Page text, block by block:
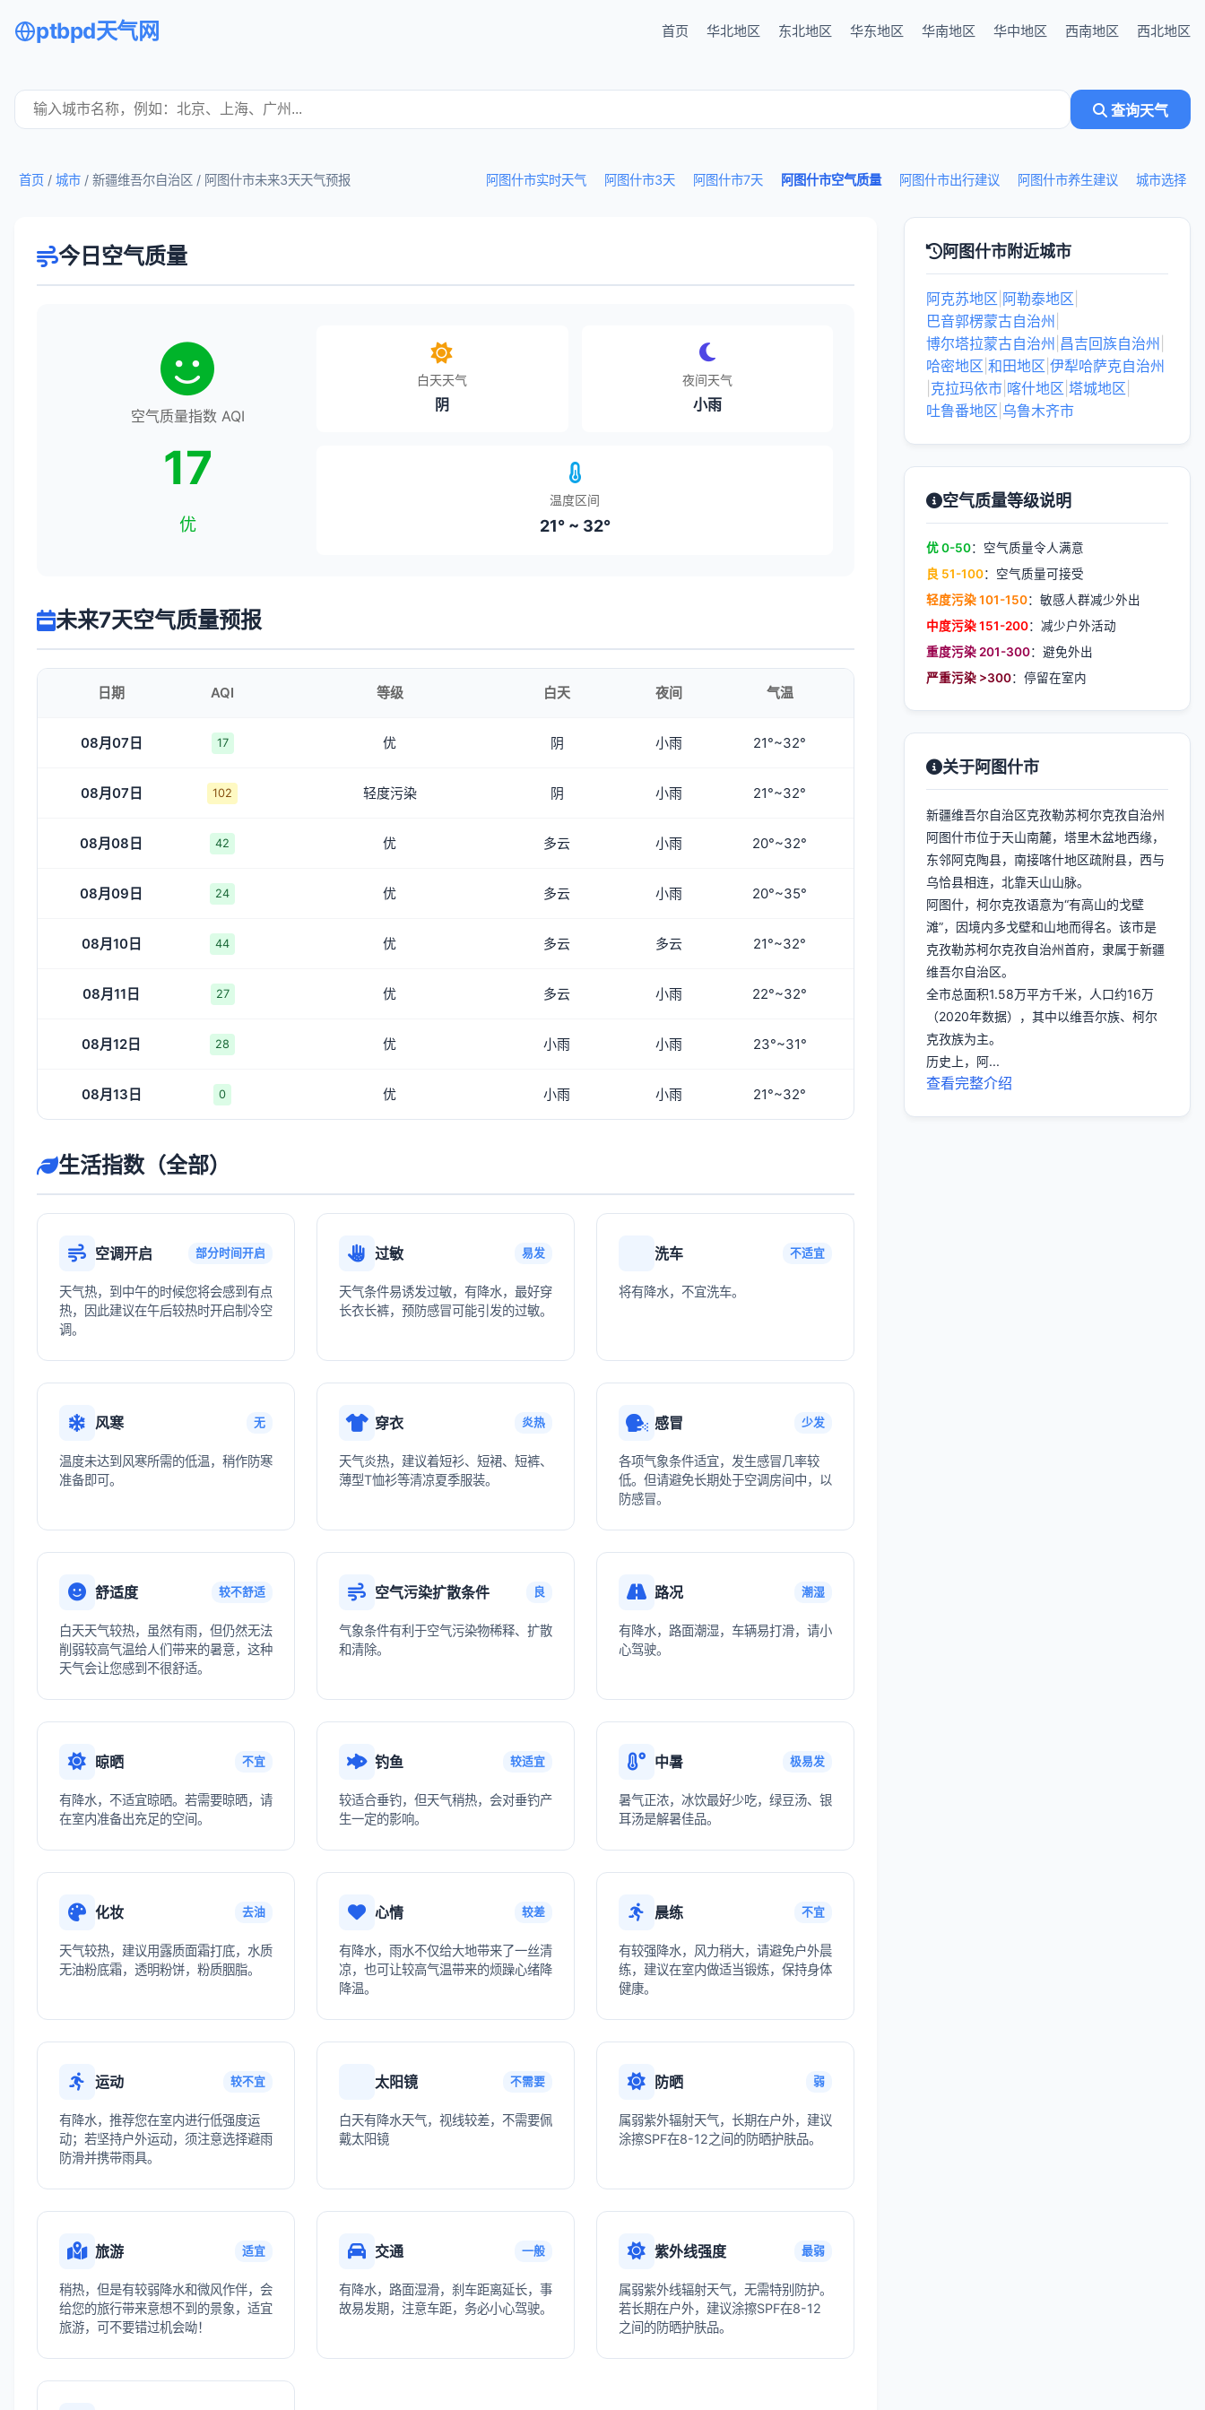
ptbpd天气网 首页 华北地区 东北地区 华东地区 华南地区 华中地区 西南地区 西北地区
查询天气
阿图什市实时天气 阿图什市3天 阿图什市7天 阿图什市空气质量 阿图什市出行建议 阿图什市养生建议 城市选择
首页 / 城市 / 新疆维吾尔自治区 / 阿图什市未来3天天气预报
今日空气质量
空气质量指数 AQI
17
优
白天天气
阴
夜间天气
小雨
温度区间
21° ~ 32°
未来7天空气质量预报
日期 AQI 等级 白天 夜间 气温
08月07日 17 优 阴 小雨 21°~32°
08月07日 102 轻度污染 阴 小雨 21°~32°
08月08日 42 优 多云 小雨 20°~32°
08月09日 24 优 多云 小雨 20°~35°
08月10日 44 优 多云 多云 21°~32°
08月11日 27 优 多云 小雨 22°~32°
08月12日 28 优 小雨 小雨 23°~31°
08月13日 0 优 小雨 小雨 21°~32°
生活指数（全部）
空调开启 部分时间开启
天气热，到中午的时候您将会感到有点
热，因此建议在午后较热时开启制冷空
调。
过敏 易发
天气条件易诱发过敏，有降水，最好穿
长衣长裤，预防感冒可能引发的过敏。
洗车 不适宜
将有降水，不宜洗车。
风寒 无
温度未达到风寒所需的低温，稍作防寒
准备即可。
穿衣 炎热
天气炎热，建议着短衫、短裙、短裤、
薄型T恤衫等清凉夏季服装。
感冒 少发
各项气象条件适宜，发生感冒几率较
低。但请避免长期处于空调房间中，以
防感冒。
舒适度 较不舒适
白天天气较热，虽然有雨，但仍然无法
削弱较高气温给人们带来的暑意，这种
天气会让您感到不很舒适。
空气污染扩散条件 良
气象条件有利于空气污染物稀释、扩散
和清除。
路况 潮湿
有降水，路面潮湿，车辆易打滑，请小
心驾驶。
晾晒 不宜
有降水，不适宜晾晒。若需要晾晒，请
在室内准备出充足的空间。
钓鱼 较适宜
较适合垂钓，但天气稍热，会对垂钓产
生一定的影响。
中暑 极易发
暑气正浓，冰饮最好少吃，绿豆汤、银
耳汤是解暑佳品。
化妆 去油
天气较热，建议用露质面霜打底，水质
无油粉底霜，透明粉饼，粉质胭脂。
心情 较差
有降水，雨水不仅给大地带来了一丝清
凉，也可让较高气温带来的烦躁心绪降
降温。
晨练 不宜
有较强降水，风力稍大，请避免户外晨
练，建议在室内做适当锻炼，保持身体
健康。
运动 较不宜
有降水，推荐您在室内进行低强度运
动；若坚持户外运动，须注意选择避雨
防滑并携带雨具。
太阳镜 不需要
白天有降水天气，视线较差，不需要佩
戴太阳镜
防晒 弱
属弱紫外辐射天气，长期在户外，建议
涂擦SPF在8-12之间的防晒护肤品。
旅游 适宜
稍热，但是有较弱降水和微风作伴，会
给您的旅行带来意想不到的景象，适宜
旅游，可不要错过机会呦！
交通 一般
有降水，路面湿滑，刹车距离延长，事
故易发期，注意车距，务必小心驾驶。
紫外线强度 最弱
属弱紫外线辐射天气，无需特别防护。
若长期在户外，建议涂擦SPF在8-12
之间的防晒护肤品。
阿图什市附近城市
阿克苏地区 阿勒泰地区
巴音郭楞蒙古自治州
博尔塔拉蒙古自治州 昌吉回族自治州
哈密地区 和田地区 伊犁哈萨克自治州
克拉玛依市 喀什地区 塔城地区
吐鲁番地区 乌鲁木齐市
空气质量等级说明
优 0-50：空气质量令人满意
良 51-100：空气质量可接受
轻度污染 101-150：敏感人群减少外出
中度污染 151-200：减少户外活动
重度污染 201-300：避免外出
严重污染 >300：停留在室内
关于阿图什市
新疆维吾尔自治区克孜勒苏柯尔克孜自治州
阿图什市位于天山南麓，塔里木盆地西缘，
东邻阿克陶县，南接喀什地区疏附县，西与
乌恰县相连，北靠天山山脉。
阿图什，柯尔克孜语意为“有高山的戈壁
滩”，因境内多戈壁和山地而得名。该市是
克孜勒苏柯尔克孜自治州首府，隶属于新疆
维吾尔自治区。
全市总面积1.58万平方千米，人口约16万
（2020年数据），其中以维吾尔族、柯尔
克孜族为主。
历史上，阿...
查看完整介绍